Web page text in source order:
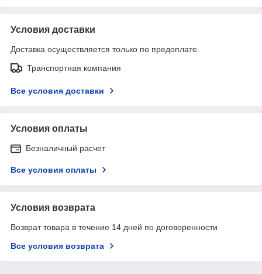
Условия доставки
Доставка осуществляется только по предоплате.
Транспортная компания
Все условия доставки
Условия оплаты
Безналичный расчет
Все условия оплаты
Условия возврата
Возврат товара в течение 14 дней по договоренности
Все условия возврата